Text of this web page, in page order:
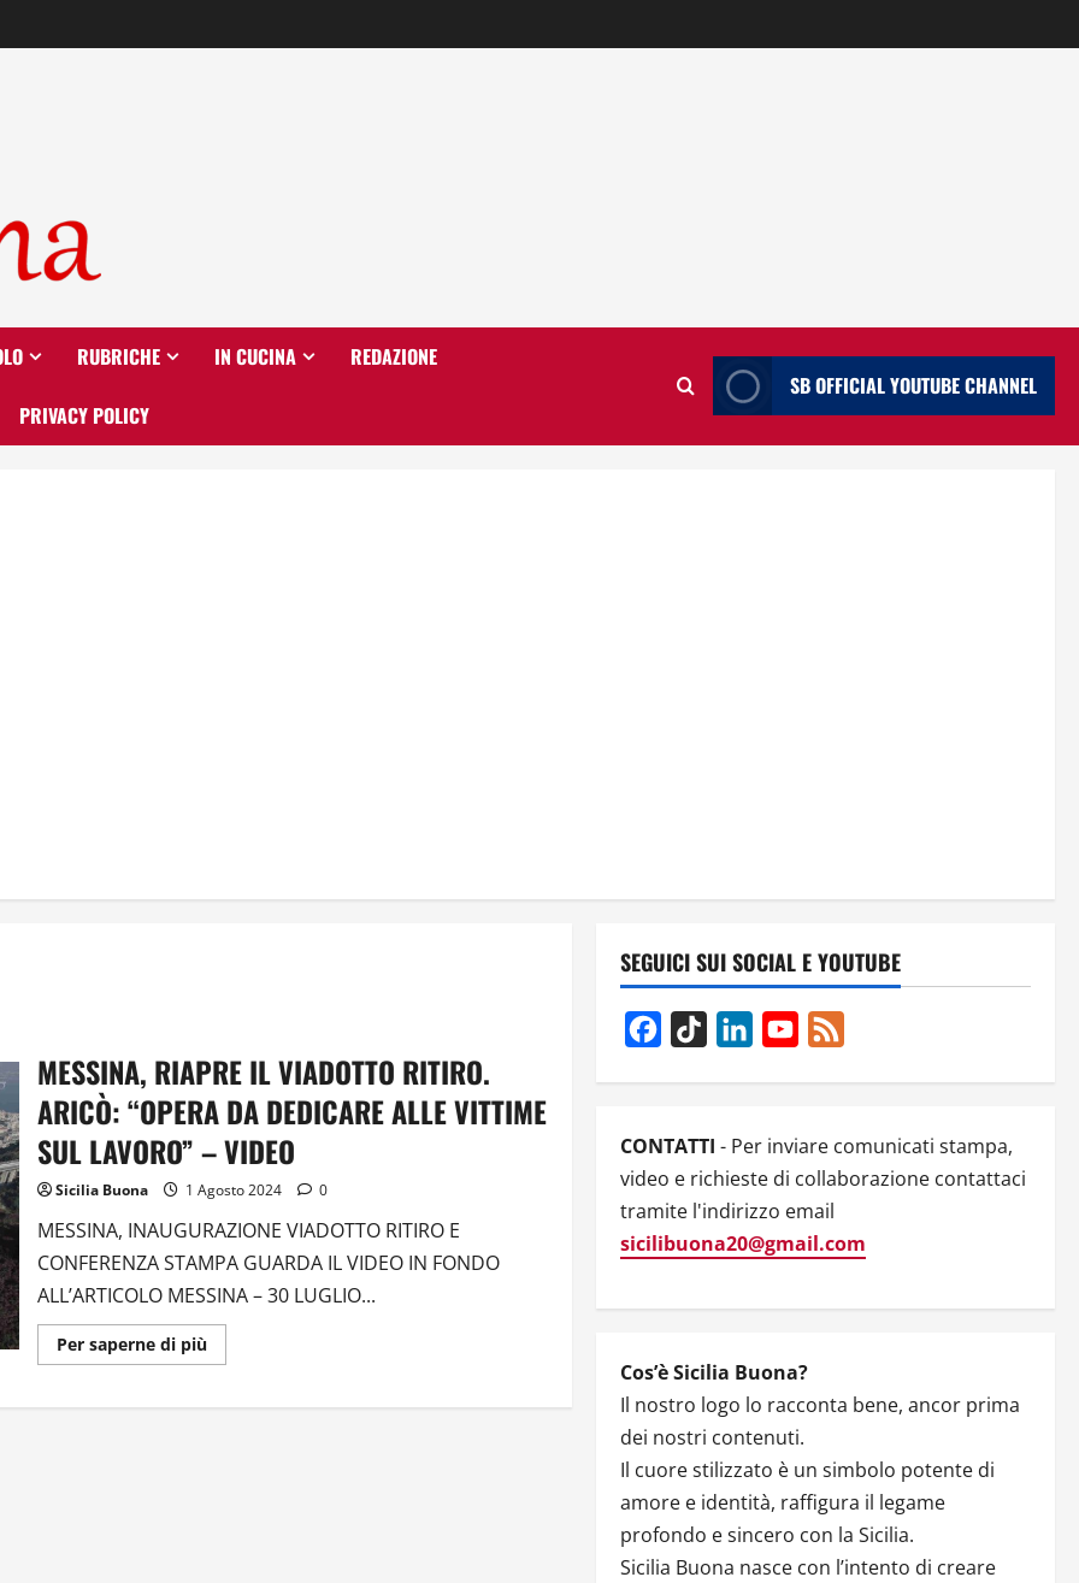
RUBRICHE IN CUCINA REDAZIONE
PRIVACY POLICY
SB OFFICIAL YOUTUBE CHANNEL
MESSINA, RIAPRE IL VIADOTTO RITIRO.
ARICÒ: “OPERA DA DEDICARE ALLE VITTIME
SUL LAVORO” – VIDEO
Sicilia Buona 1 Agosto 2024 0
MESSINA, INAUGURAZIONE VIADOTTO RITIRO E
CONFERENZA STAMPA GUARDA IL VIDEO IN FONDO
ALL’ARTICOLO MESSINA – 30 LUGLIO...
Per saperne di piùUlteriori
informazioni
RIAPRE
SEGUICI SUI SOCIAL E YOUTUBE
Facebook
TikTok LinkedInYouTube
CONTATTI - Per inviare comunicati stampa,
video e richieste di collaborazione contattaci
tramite l'indirizzo email
sicilibuona20@gmail.com
Cos’è Sicilia Buona?
Il nostro logo lo racconta bene, ancor prima
dei nostri contenuti.
Il cuore stilizzato è un simbolo potente di
amore e identità, raffigura il legame
profondo e sincero con la Sicilia.
Sicilia Buona nasce con l’intento di creare